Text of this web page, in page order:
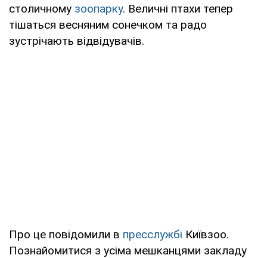
столичному зоопарку. Величні птахи тепер
тішаться весняним сонечком та радо
зустрічають відвідувачів.
Про це повідомили в пресслужбі Київзоо.
Познайомитися з усіма мешканцями закладу